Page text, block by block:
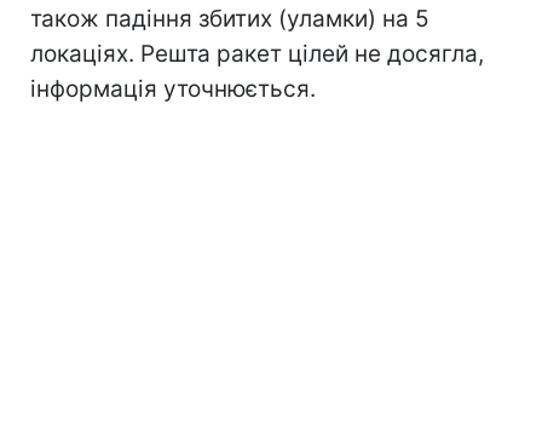
також падіння збитих (уламки) на 5
локаціях. Решта ракет цілей не досягла,
інформація уточнюється.